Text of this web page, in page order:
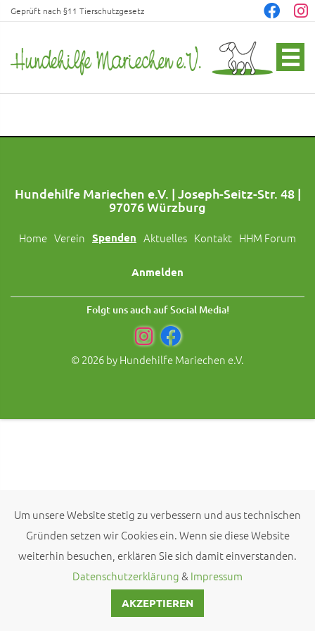
Geprüft nach §11 Tierschutzgesetz
Hundehilfe Mariechen e.V. | Joseph-Seitz-Str. 48 |
97076 Würzburg
Home Verein Spenden Aktuelles Kontakt HHM Forum
Anmelden
Folgt uns auch auf Social Media!
© 2026 byHundehilfe Mariechen e.V.
Um unsere Website stetig zu verbessern und aus technischen
Gründen setzen wir Cookies ein. Wenn sie diese Website
weiterhin besuchen, erklären Sie sich damit einverstanden.
Datenschutzerklärung& Impressum
AKZEPTIEREN